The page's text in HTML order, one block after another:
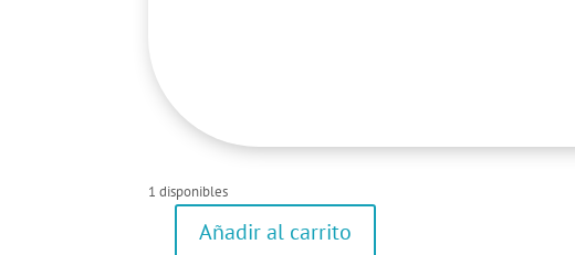
1 disponibles
PantalonAñadir al carrito